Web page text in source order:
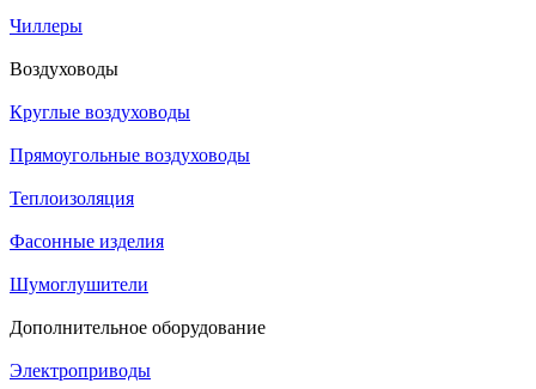
Чиллеры
Воздуховоды
Круглые воздуховоды
Прямоугольные воздуховоды
Теплоизоляция
Фасонные изделия
Шумоглушители
Дополнительное оборудование
Электроприводы